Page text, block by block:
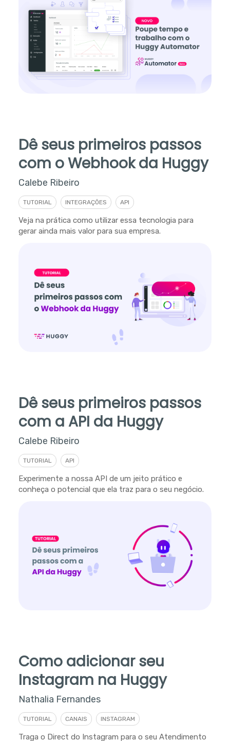
Dê seus primeiros passos
com o Webhook da Huggy
Calebe Ribeiro
TUTORIAL INTEGRAÇÕES API
Veja na prática como utilizar essa tecnologia para
gerar ainda mais valor para sua empresa.
Dê seus primeiros passos
com a API da Huggy
Calebe Ribeiro
TUTORIAL API
Experimente a nossa API de um jeito prático e
conheça o potencial que ela traz para o seu negócio.
Como adicionar seu
Instagram na Huggy
Nathalia Fernandes
TUTORIAL CANAIS INSTAGRAM
Traga o Direct do Instagram para o seu Atendimento